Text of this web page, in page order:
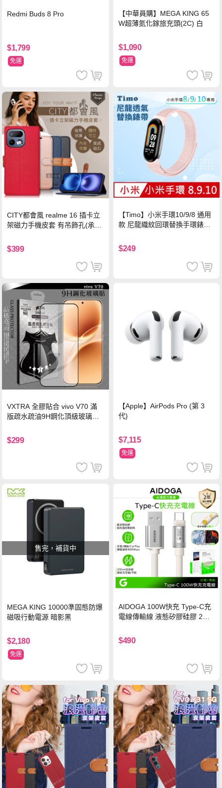
Redmi Buds 8 Pro
$1,799
免運
【中華員購】MEGA KING 65
W超薄氮化鎵旅充頭(2C) 白
$1,090
免運
CITY都會風 realme 16 插卡立
架磁力手機皮套 有吊飾孔(承諾
$399
【Timo】小米手環10/9/8 通用
款 尼龍織紋回環替換手環錶帶-
$249
VXTRA 全膠貼合 vivo V70 滿
版疏水疏油9H鋼化頂級玻璃貼
$299
【Apple】AirPods Pro (第 3
代)
$7,115
免運
售完，補貨中
MEGA KING 10000準固態防爆
磁吸行動電源 暗影黑
$2,180
免運
AIDOGA 100W快充 Type-C充
電線傳輸線 液態矽膠硅膠 2M
$490